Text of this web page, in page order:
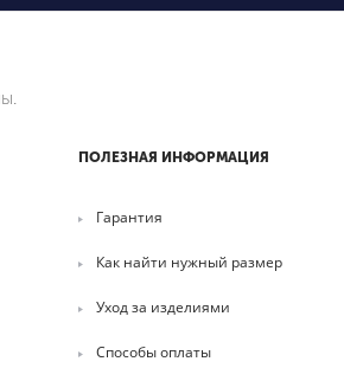
ПОЛЕЗНАЯ ИНФОРМАЦИЯ
Гарантия
Как найти нужный размер
Уход за изделиями
Способы оплаты